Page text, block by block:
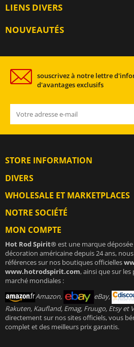
LIENS DIVERS
NOUVEAUTÉS
souscrivez à notre lettre
d'avantages exclusifs
STORE INFORMATION
DIVERS
WHOLESALE ET MARKETPLACES
NOTRE SOCIÉTÉ
MON COMPTE
Hot Rod Spirit®est une marque déposée
décoration américaine depuis 24 ans,
références sur nos boutiques officielles
www.hotrodspirit.com, ainsi que sur
marché mondiales :
Amazon,
eBay,
Rakuten, Kaufland, Emag, Fruugo, Etsy et
directement sur nos sites officiels, vous
complet et des meilleurs prix garantis.